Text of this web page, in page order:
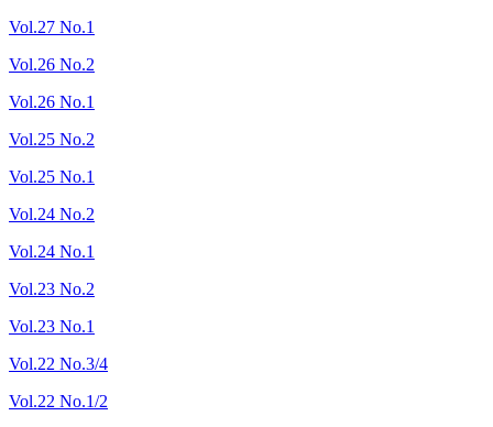
Vol.27 No.1
Vol.26 No.2
Vol.26 No.1
Vol.25 No.2
Vol.25 No.1
Vol.24 No.2
Vol.24 No.1
Vol.23 No.2
Vol.23 No.1
Vol.22 No.3/4
Vol.22 No.1/2